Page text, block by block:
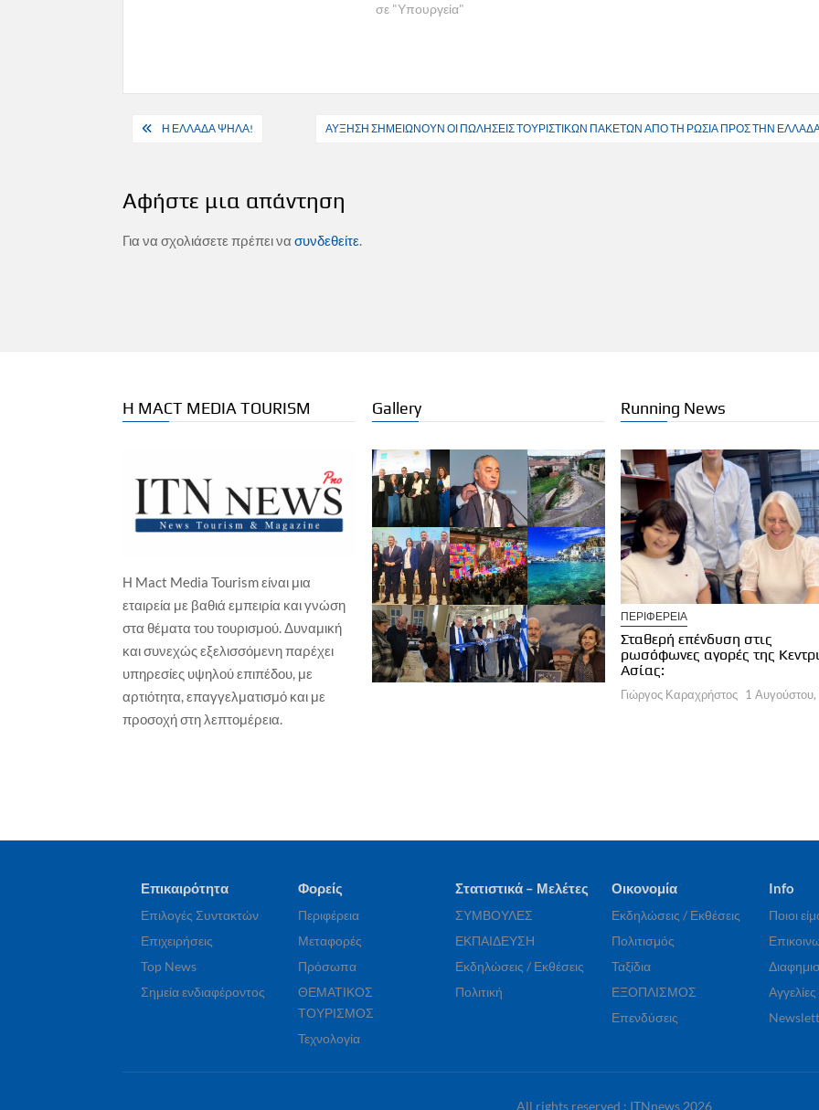
σε "Υπουργεία"
Πλοήγηση
Η ΕΛΛΑΔΑ ΨΗΛΑ! ΑΥΞΗΣΗ ΣΗΜΕΙΩΝΟΥΝ ΟΙ ΠΩΛΗΣΕΙΣ ΤΟΥΡΙΣΤΙΚΩΝ ΠΑΚΕΤΩΝ ΑΠΟ ΤΗ ΡΩΣΙΑ ΠΡΟΣ ΤΗΝ
Αφήστε μια απάντηση
Για να σχολιάσετε πρέπει νασυνδεθείτε.
Η MACT MEDIA TOURISM
Η Mact Media Tourism είναι μια
εταιρεία με βαθιά εμπειρία και γνώση
στα θέματα του τουρισμού. Δυναμική
και συνεχώς εξελισσόμενη παρέχει
υπηρεσίες υψηλού επιπέδου, με
αρτιότητα, επαγγελματισμό και με
προσοχή στη λεπτομέρεια.
Gallery Running News
ΘΑΛΑΣΣΙΟΣ ΤΟΥΡΙΣΜΟΣ
Οργανισμός Λιμένος Κέρκυρας: Οι
Παξοί αναδεικνύονται σε πόλο
έλξης για την κρουαζιέρα μικρής
ΙΑΤΡΙΚΟΣ ΤΟΥΡΙΣΜΟΣ
Greece Global Longevity & Anti-
Aging Summit 2026
Γιώργος Καραχρήστος 1 Αυγούστου, 2026
ΠΕΡΙΦΕΡΕΙΑ
Σταθερή επένδυση στις
ρωσόφωνες αγορές της
Ασίας:
Γιώργος Καραχρήστος 1
Επικαιρότητα
Επιλογές Συντακτών
Επιχειρήσεις
Top News
Σημεία ενδιαφέροντος
Φορείς
Περιφέρεια
Μεταφορές
Πρόσωπα
ΘΕΜΑΤΙΚΟΣ
ΤΟΥΡΙΣΜΟΣ
Τεχνολογία
Στατιστικά – Μελέτες
ΣΥΜΒΟΥΛΕΣ
ΕΚΠΑΙΔΕΥΣΗ
Εκδηλώσεις / Εκθέσεις
Πολιτική
Οικονομία
Εκδηλώσεις / Εκθέσεις
Πολιτισμός
Ταξίδια
ΕΞΟΠΛΙΣΜΟΣ
Επενδύσεις
Info
Ποιοι
Αγγελίες
All rights reserved : ITNnews 2026